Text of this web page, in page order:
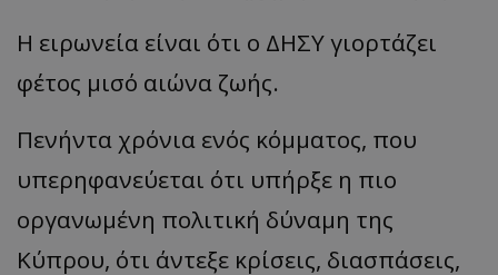
Η ειρωνεία είναι ότι ο ΔΗΣΥ γιορτάζει
φέτος μισό αιώνα ζωής.
Πενήντα χρόνια ενός κόμματος, που
υπερηφανεύεται ότι υπήρξε η πιο
οργανωμένη πολιτική δύναμη της
Κύπρου, ότι άντεξε κρίσεις, διασπάσεις,